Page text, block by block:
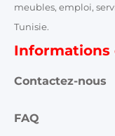
meubles, emploi,
Tunisie.
Informations
Contactez-nous
FAQ